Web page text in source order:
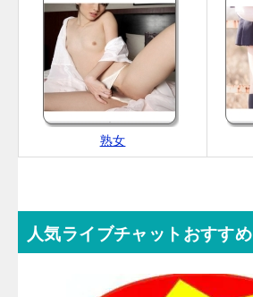
熟女
人気ライブチャットおすすめ